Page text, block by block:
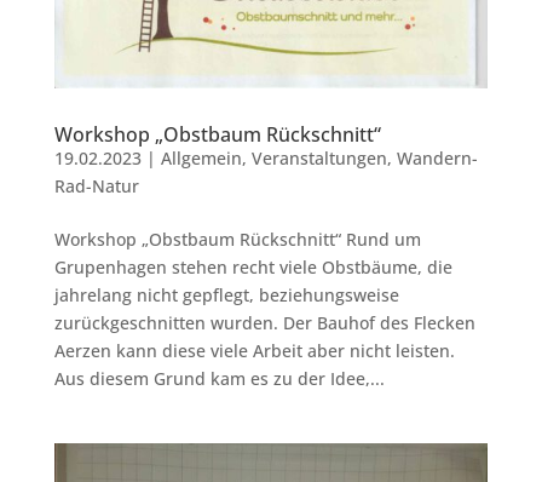
Workshop „Obstbaum Rückschnitt“
19.02.2023| Allgemein, Veranstaltungen, Wandern-
Rad-Natur
Workshop „Obstbaum Rückschnitt“ Rund um
Grupenhagen stehen recht viele Obstbäume, die
jahrelang nicht gepflegt, beziehungsweise
zurückgeschnitten wurden. Der Bauhof des Flecken
Aerzen kann diese viele Arbeit aber nicht leisten.
Aus diesem Grund kam es zu der Idee,...